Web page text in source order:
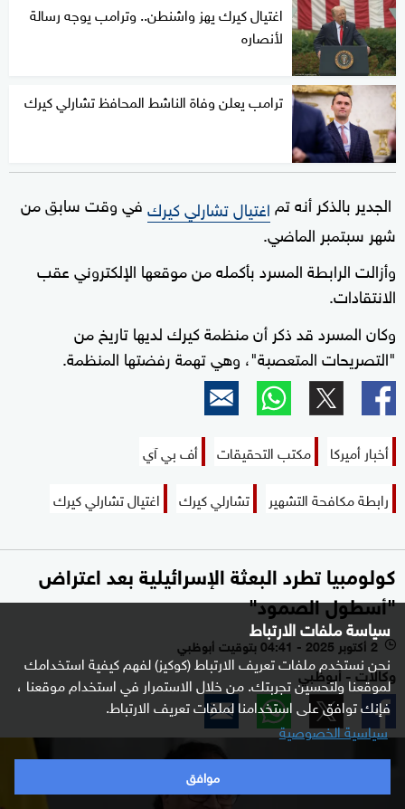
سياسة ملفات الارتباط
نحن نستخدم ملفات تعريف الارتباط (كوكيز) لفهم كيفية استخدامك
لموقعنا ولتحسين تجربتك. من خلال الاستمرار في استخدام موقعنا ،
فإنك توافق على استخدامنا لملفات تعريف الارتباط.
سياسية الخصوصية
موافق
اغتيال كيرك يهز واشنطن.. وترامب يوجه رسالة
لأنصاره
ترامب يعلن وفاة الناشط المحافظ تشارلي كيرك
الجدير بالذكر أنه تماغتيال تشارلي كيركفي وقت سابق من
شهر سبتمبر الماضي.
وأزالت الرابطة المسرد بأكمله من موقعها الإلكتروني عقب
الانتقادات.
وكان المسرد قد ذكر أن منظمة كيرك لديها تاريخ من
"التصريحات المتعصبة"، وهي تهمة رفضتها المنظمة.
أخبار أميركا مكتب التحقيقات
أف بي آي
رابطة مكافحة التشهير
تشارلي كيرك اغتيال تشارلي كيرك
كولومبيا تطرد البعثة الإسرائيلية بعد اعتراض
"أسطول الصمود"
l 2 أكتوبر 2025 - 04:41 بتوقيت أبوظبي
وكالات - أبوظبي